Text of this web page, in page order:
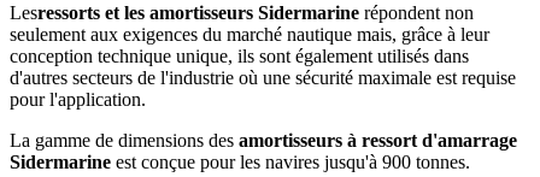
Lesressorts et les amortisseurs Sidermarine répondent non
seulement aux exigences du marché nautique mais, grâce à leur
conception technique unique, ils sont également utilisés dans
d'autres secteurs de l'industrie où une sécurité maximale est requise
pour l'application.
La gamme de dimensions des amortisseurs à ressort d'amarrage
Sidermarine est conçue pour les navires jusqu'à 900 tonnes.